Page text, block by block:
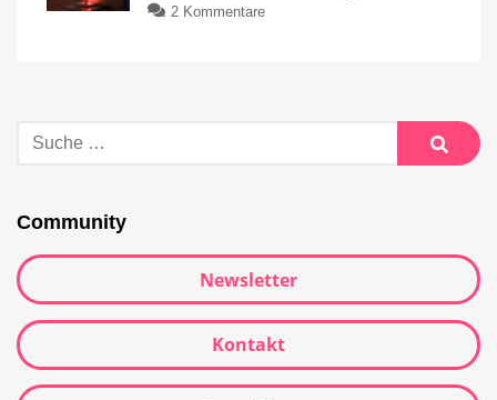
2 Kommentare
Community
Newsletter
Kontakt